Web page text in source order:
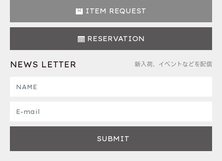
ITEM REQUEST
RESERVATION
NEWS LETTER 新入荷、イベントなどを配信